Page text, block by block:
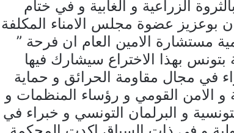
الزراعية و الغابية و في ختام
بوعزيز عضوة مجلس الامناء المكلفة
مستشارة الامين العام ان فرحة ”
بتونس بهذا الاختراع سيشارك فيها
في مجال مقاومة الحرائق و حماية
و الامن القومي و رؤساء المنظمات و
و البرلمان التونسي و خبراء في